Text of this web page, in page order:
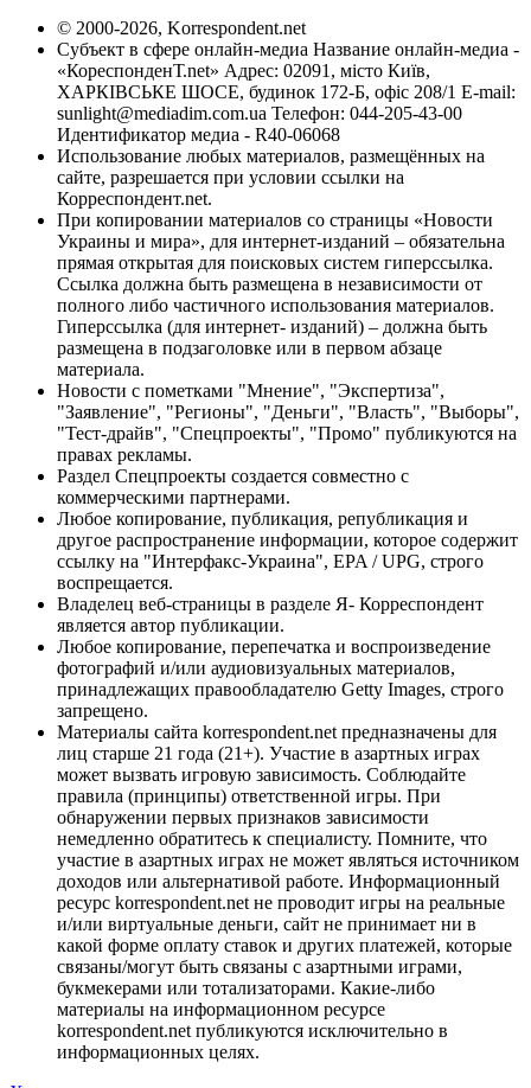
© 2000-2026, Korrespondent.net
Субъект в сфере онлайн-медиа Название онлайн-медиа -
«КореспонденТ.net» Адрес: 02091, місто Київ,
ХАРКІВСЬКЕ ШОСЕ, будинок 172-Б, офіс 208/1 E-mail:
sunlight@mediadim.com.ua Телефон: 044-205-43-00
Идентификатор медиа - R40-06068
Использование любых материалов, размещённых на
сайте, разрешается при условии ссылки на
Корреспондент.net.
При копировании материалов со страницы «Новости
Украины и мира», для интернет-изданий – обязательна
прямая открытая для поисковых систем гиперссылка.
Ссылка должна быть размещена в независимости от
полного либо частичного использования материалов.
Гиперссылка (для интернет- изданий) – должна быть
размещена в подзаголовке или в первом абзаце
материала.
Новости с пометками "Мнение", "Экспертиза",
"Заявление", "Регионы", "Деньги", "Власть", "Выборы",
"Тест-драйв", "Спецпроекты", "Промо" публикуются на
правах рекламы.
Раздел Спецпроекты создается совместно с
коммерческими партнерами.
Любое копирование, публикация, републикация и
другое распространение информации, которое содержит
ссылку на "Интерфакс-Украина", EPA / UPG, строго
воспрещается.
Владелец веб-страницы в разделе Я- Корреспондент
является автор публикации.
Любое копирование, перепечатка и воспроизведение
фотографий и/или аудиовизуальных материалов,
принадлежащих правообладателю Getty Images, строго
запрещено.
Материалы сайта korrespondent.net предназначены для
лиц старше 21 года (21+). Участие в азартных играх
может вызвать игровую зависимость. Соблюдайте
правила (принципы) ответственной игры. При
обнаружении первых признаков зависимости
немедленно обратитесь к специалисту. Помните, что
участие в азартных играх не может являться источником
доходов или альтернативой работе. Информационный
ресурс korrespondent.net не проводит игры на реальные
и/или виртуальные деньги, сайт не принимает ни в
какой форме оплату ставок и других платежей, которые
связаны/могут быть связаны с азартными играми,
букмекерами или тотализаторами. Какие-либо
материалы на информационном ресурсе
korrespondent.net публикуются исключительно в
информационных целях.